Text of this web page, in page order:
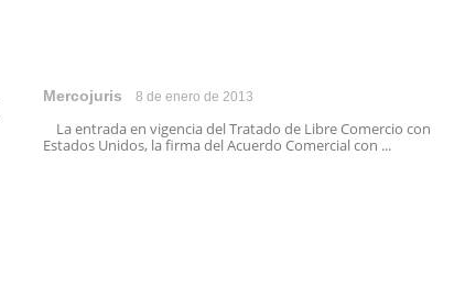
Mercojuris 8 de enero de 2013
La entrada en vigencia del Tratado de Libre Comercio con
Estados Unidos, la firma del Acuerdo Comercial con ...